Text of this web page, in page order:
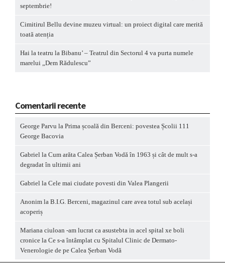
septembrie!
Cimitirul Bellu devine muzeu virtual: un proiect digital care merită
toată atenția
Hai la teatru la Bibanu’ – Teatrul din Sectorul 4 va purta numele
marelui „Dem Rădulescu”
Comentarii recente
George Parvu la Prima școală din Berceni: povestea Școlii 111
George Bacovia
Gabriel la Cum arăta Calea Șerban Vodă în 1963 și cât de mult s-a
degradat în ultimii ani
Gabriel la Cele mai ciudate povesti din Valea Plangerii
Anonim la B.I.G. Berceni, magazinul care avea totul sub același
acoperiș
Mariana ciuloan -am lucrat ca asustebta in acel spital xe boli
cronice la Ce s-a întâmplat cu Spitalul Clinic de Dermato-
Venerologie de pe Calea Șerban Vodă